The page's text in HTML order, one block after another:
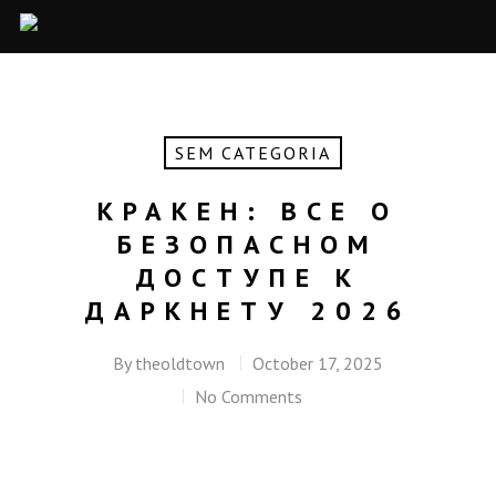
SEM CATEGORIA
КРАКЕН: ВСЕ О
БЕЗОПАСНОМ
ДОСТУПЕ К
ДАРКНЕТУ 2026
By theoldtown
October 17, 2025
No Comments